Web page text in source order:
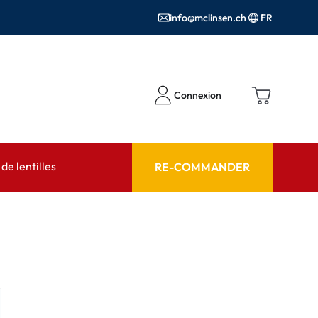
info@mclinsen.ch FR
Connexion
lentilles RE-COMMANDER